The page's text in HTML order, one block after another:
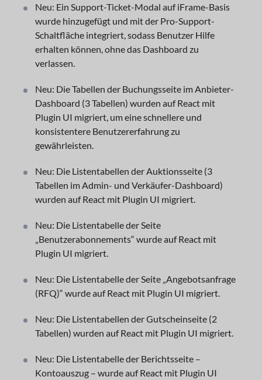
Neu: Ein Support-Ticket-Modal auf iFrame-Basis
wurde hinzugefügt und mit der Pro-Support-
Schaltfläche integriert, sodass Benutzer Hilfe
erhalten können, ohne das Dashboard zu
verlassen.
Neu: Die Tabellen der Buchungsseite im Anbieter-
Dashboard (3 Tabellen) wurden auf React mit
Plugin UI migriert, um eine schnellere und
konsistentere Benutzererfahrung zu
gewährleisten.
Neu: Die Listentabellen der Auktionsseite (3
Tabellen im Admin- und Verkäufer-Dashboard)
wurden auf React mit Plugin UI migriert.
Neu: Die Listentabelle der Seite
„Benutzerabonnements“ wurde auf React mit
Plugin UI migriert.
Neu: Die Listentabelle der Seite „Angebotsanfrage
(RFQ)“ wurde auf React mit Plugin UI migriert.
Neu: Die Listentabellen der Gutscheinseite (2
Tabellen) wurden auf React mit Plugin UI migriert.
Neu: Die Listentabelle der Berichtsseite –
Kontoauszug – wurde auf React mit Plugin UI